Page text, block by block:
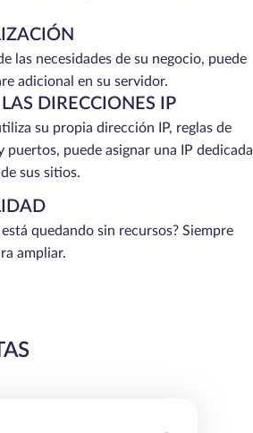
las necesidades de su negocio, puede
adicional en su servidor.
DIRECCIONES IP
su propia dirección IP, reglas de
puertos, puede asignar una IP dedicada
sus sitios.
quedando sin recursos? Siempre
ampliar.